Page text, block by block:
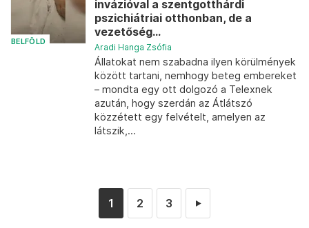
BELFÖLD
invázióval a szentgotthárdi
pszichiátriai otthonban, de a
vezetőség...
Aradi Hanga Zsófia
Állatokat nem szabadna ilyen körülmények
között tartani, nemhogy beteg embereket
– mondta egy ott dolgozó a Telexnek
azután, hogy szerdán az Átlátszó
közzétett egy felvételt, amelyen az
látszik,...
1 2 3 ►